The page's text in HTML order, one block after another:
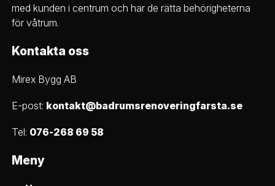
med kunden i centrum och har de rätta behörigheterna
för våtrum.
Kontakta oss
Mirex Bygg AB
E-post: kontakt@badrumsrenoveringfarsta.se
Tel: 076-268 69 58
Meny